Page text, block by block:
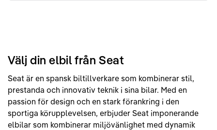
Välj din elbil från Seat
Seat är en spansk biltillverkare som kombinerar stil,
prestanda och innovativ teknik i sina bilar. Med en
passion för design och en stark förankring i den
sportiga körupplevelsen, erbjuder Seat imponerande
elbilar som kombinerar miljövänlighet med dynamik